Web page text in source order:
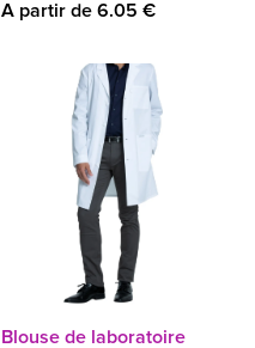
A partir de 6.05 €
Blouse de laboratoire